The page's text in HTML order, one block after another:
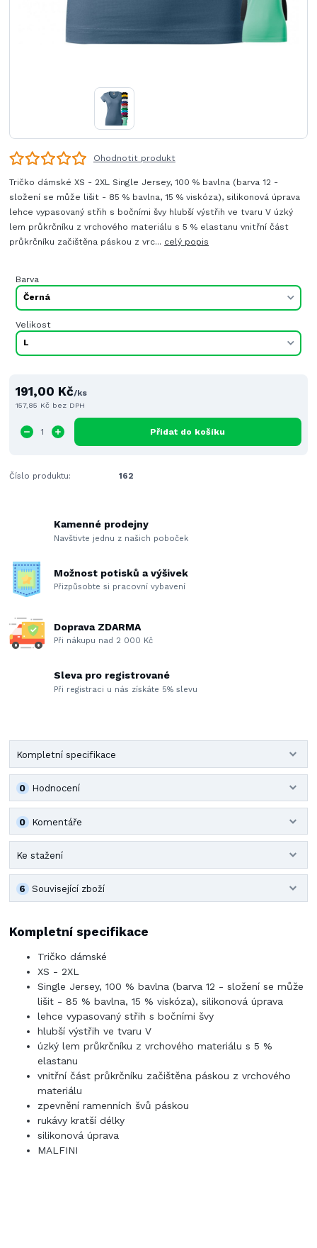
Ohodnotit produkt
Tričko dámské XS - 2XL Single Jersey, 100 % bavlna (barva 12 -
složení se může lišit - 85 % bavlna, 15 % viskóza), silikonová úprava
lehce vypasovaný střih s bočními švy hlubší výstřih ve tvaru V úzký
lem průkrčníku z vrchového materiálu s 5 % elastanu vnitřní část
průkrčníku začištěna páskou z vrc... celý popis
Barva
Velikost
191,00 Kč/ks
157,85 Kč bez DPH
Přidat do košíku
Číslo produktu: 162
Kamenné prodejny
Navštivte jednu z našich poboček
Možnost potisků a výšivek
Přizpůsobte si pracovní vybavení
Doprava ZDARMA
Při nákupu nad 2 000 Kč
Sleva pro registrované
Při registraci u nás získáte 5% slevu
Kompletní specifikace
Hodnocení
0
Komentáře
0
Ke stažení
Související zboží
6
Kompletní specifikace
Tričko dámské
XS - 2XL
Single Jersey, 100 % bavlna (barva 12 - složení se může
lišit - 85 % bavlna, 15 % viskóza), silikonová úprava
lehce vypasovaný střih s bočními švy
hlubší výstřih ve tvaru V
úzký lem průkrčníku z vrchového materiálu s 5 %
elastanu
vnitřní část průkrčníku začištěna páskou z vrchového
materiálu
zpevnění ramenních švů páskou
rukávy kratší délky
silikonová úprava
MALFINI